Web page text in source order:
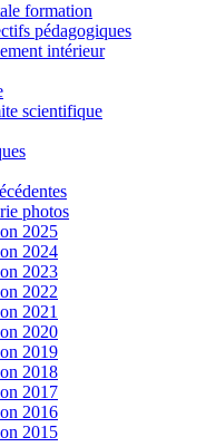
formation
pédagogiques
intérieur
scientifique
photos
2025
2024
2023
2022
2021
2020
2019
2018
2017
2016
2015